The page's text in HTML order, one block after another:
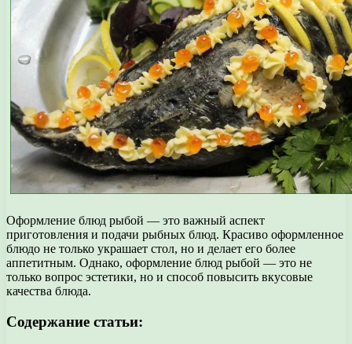
Оформление блюд рыбой — это важный аспект
приготовления и подачи рыбных блюд. Красиво оформленное
блюдо не только украшает стол, но и делает его более
аппетитным. Однако, оформление блюд рыбой — это не
только вопрос эстетики, но и способ повысить вкусовые
качества блюда.
Содержание статьи: